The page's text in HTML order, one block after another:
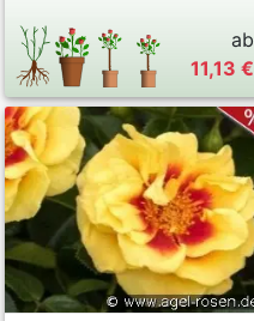
ab
11,13 €